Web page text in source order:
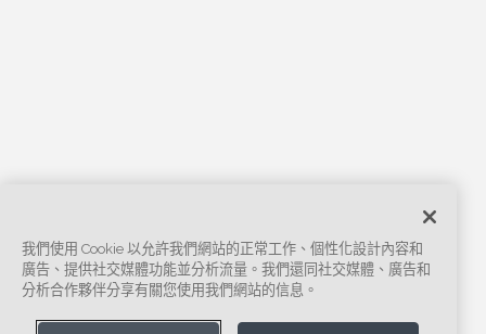
我們使用 Cookie 以允許我們網站的正常工作、個性化設計內容和
廣告、提供社交媒體功能並分析流量。我們還同社交媒體、廣告和
分析合作夥伴分享有關您使用我們網站的信息。